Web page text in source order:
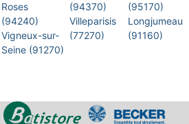
Roses
(94240)
Vigneux-sur-
Seine (91270)
(94370)
Villeparisis
(77270)
(95170)
Longjumeau
(91160)